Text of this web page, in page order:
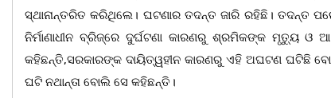
ସ୍ଥାନାନ୍ତରିତ କରିଥିଲେ। ଘଟଣାର ତଦନ୍ତ ଜାରି ରହିଛି। ତଦନ୍ତ
ନିର୍ମାଣାଧୀନ ବ୍ରିଜ୍‌ରେ ଦୁର୍ଘଟଣା କାରଣରୁ ଶ୍ରମିକଙ୍କ ମୃତ୍ୟୁ
କହିଛନ୍ତି,ସରକାରଙ୍କ ଦାୟିତ୍ୱହୀନ କାରଣରୁ ଏହି ଅଘଟଣ ଘଟିଛି
ଘଟି ନଥାନ୍ତା ବୋଲି ସେ କହିଛନ୍ତି।